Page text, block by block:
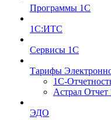
Программы 1С
1С:ИТС
Сервисы 1С
Тарифы
1С-
Астрал Отчет
ЭДО